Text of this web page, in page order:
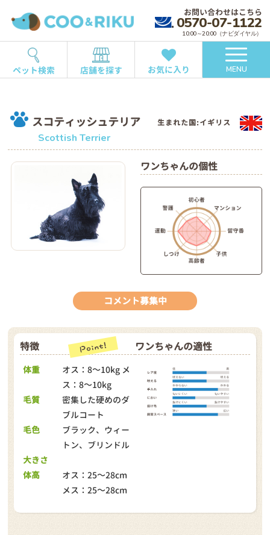
お問い合わせはこちら
0570-07-1122
10:00～20:00（ナビダイヤル）
ペット検索 店舗を探す お気に入り MENU
スコティッシュテリア
Scottish Terrier
生まれた国:イギリス
ワンちゃんの個性
コメント募集中
特徴
体重
オス：8～10kg メ
ス：8～10kg
毛質
密集した硬めのダ
ブルコート
毛色
ブラック、ウィー
トン、ブリンドル
大きさ
体高
オス：25～28cm
メス：25～28cm
ワンちゃんの適性